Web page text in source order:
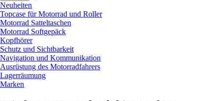
Neuheiten
Topcase für Motorrad und Roller
Motorrad Satteltaschen
Motorrad Softgepäck
Kopfhörer
Schutz und Sichtbarkeit
Navigation und Kommunikation
Ausrüstung des Motorradfahrers
Lagerräumung
Marken